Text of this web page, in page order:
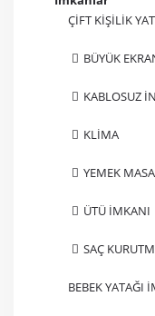
ÇİFT KİŞİLİK
BÜYÜK
KABLOSUZ
KLİMA
YEMEK
ÜTÜ İMKANI
SAÇ
BEBEK YATAĞI